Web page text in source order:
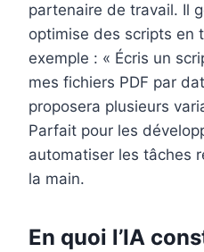
partenaire de travail. Il
optimise des scripts en
exemple : « Écris un
mes fichiers PDF par
proposera plusieurs
Parfait pour les
automatiser les tâches
la main.
En quoi l’IA